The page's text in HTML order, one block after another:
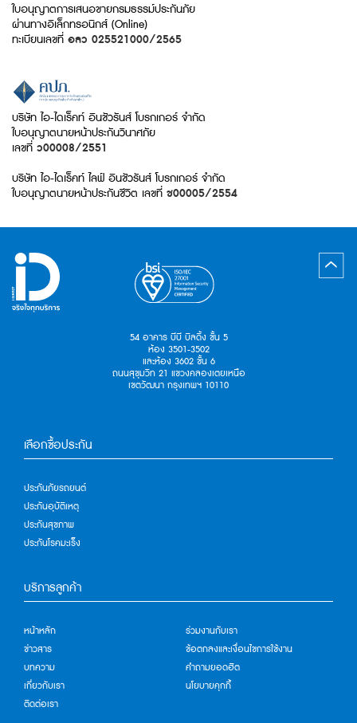
ใบอนุญาตการเสนอขายกรมธรรม์ประกันภัย
ผ่านทางอิเล็กทรอนิกส์ (Online)
ทะเบียนเลขที่ อลว 025521000/2565
บริษัท ไอ-ไดเร็คท์ อินชัวรันส์ โบรกเกอร์ จำกัด
ใบอนุญาตนายหน้าประกันวินาศภัย
เลขที่ ว00008/2551
บริษัท ไอ-ไดเร็คท์ ไลฟ์ อินชัวรันส์ โบรกเกอร์ จำกัด
ใบอนุญาตนายหน้าประกันชีวิต เลขที่ ช00005/2554
54 อาคาร บีบี บิลดิ้ง ชั้น 5
ห้อง 3501-3502
และห้อง 3602 ชั้น 6
ถนนสุขุมวิท 21 แขวงคลองเตยเหนือ
เขตวัฒนา กรุงเทพฯ 10110
เลือกซื้อประกัน
ประกันภัยรถยนต์
ประกันอุบัติเหตุ
ประกันสุขภาพ
ประกันโรคมะเร็ง
บริการลูกค้า
หน้าหลัก
ข่าวสาร
บทความ
เกี่ยวกับเรา
ติดต่อเรา
ร่วมงานกับเรา
ข้อตกลงและเงื่อนไขการใช้งาน
คำถามยอดฮิต
นโยบายคุกกี้